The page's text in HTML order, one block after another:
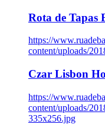
Rota de Tapas
https://
content/uploads/
Czar Lisbon
https://
content/uploads/
335x256.jpg